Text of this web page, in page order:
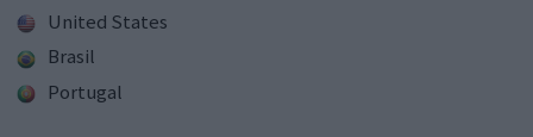
United States
Brasil
Portugal